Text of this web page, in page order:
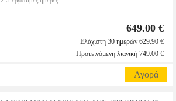
649.00 €
Ελάχιστη 30 ημερών 629.90 €
Προτεινόμενη λιανική 749.00 €
Αγορά